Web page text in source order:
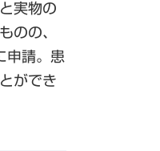
実物の
のの、
申請。患
ができ